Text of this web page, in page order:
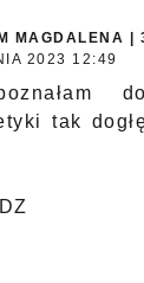
MAGDALENA |
2023 12:49
tak